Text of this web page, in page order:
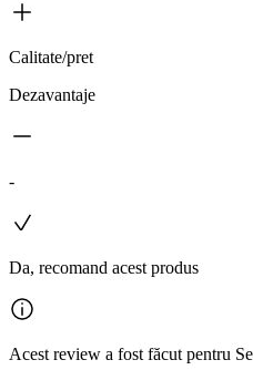
Calitate/pret
Dezavantaje
-
Da, recomand acest produs
Acest review a fost făcut pentru